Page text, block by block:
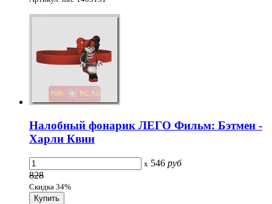
Налобный фонарик ЛЕГО Фильм: Бэтмен -
Харли Квин
x 546 руб
828
Скидка 34%